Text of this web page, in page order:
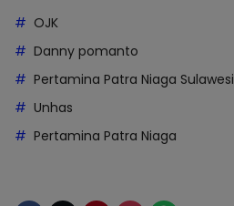
OJK
Danny pomanto
Pertamina Patra Niaga Sulawesi
Unhas
Pertamina Patra Niaga